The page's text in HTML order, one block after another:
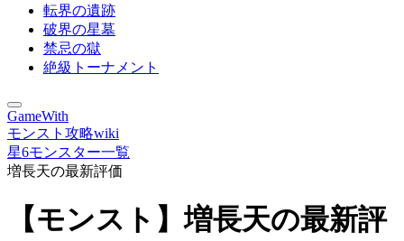
転界の遺跡
破界の星墓
禁忌の獄
絶級トーナメント
GameWith
モンスト攻略wiki
星6モンスター一覧
増長天の最新評価
【モンスト】増長天の最新評